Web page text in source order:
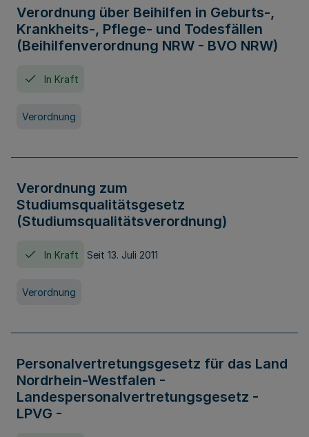
Verordnung über Beihilfen in Geburts-,
Krankheits-, Pflege- und Todesfällen
(Beihilfenverordnung NRW - BVO NRW)
In Kraft
Verordnung
Verordnung zum
Studiumsqualitätsgesetz
(Studiumsqualitätsverordnung)
In Kraft Seit 13. Juli 2011
Verordnung
Personalvertretungsgesetz für das Land
Nordrhein-Westfalen -
Landespersonalvertretungsgesetz -
LPVG -